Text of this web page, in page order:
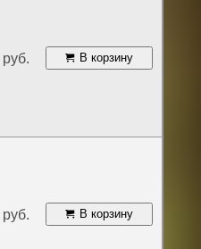
В корзину
В корзину